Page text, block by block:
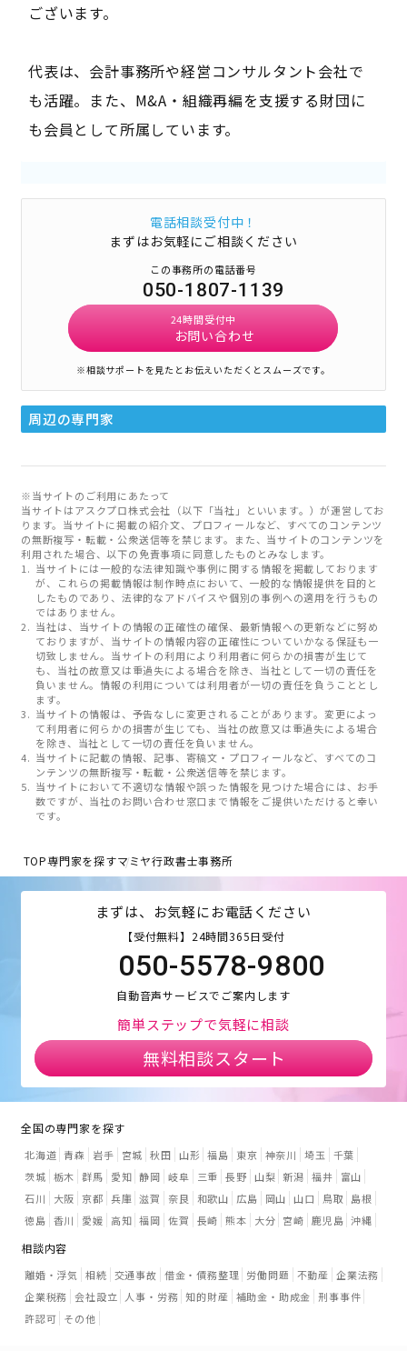
ございます。
代表は、会計事務所や経営コンサルタント会社で
も活躍。また、M&A・組織再編を支援する財団に
も会員として所属しています。
電話相談受付中！
まずはお気軽にご相談ください
この事務所の電話番号
050-1807-1139
24時間受付中
お問い合わせ
※相談サポートを見たとお伝えいただくとスムーズです。
周辺の専門家
※当サイトのご利用にあたって
当サイトはアスクプロ株式会社（以下「当社」といいます。）が運営してお
ります。当サイトに掲載の紹介文、プロフィールなど、すべてのコンテンツ
の無断複写・転載・公衆送信等を禁じます。また、当サイトのコンテンツを
利用された場合、以下の免責事項に同意したものとみなします。
当サイトには一般的な法律知識や事例に関する情報を掲載しております
が、これらの掲載情報は制作時点において、一般的な情報提供を目的と
したものであり、法律的なアドバイスや個別の事例への適用を行うもの
ではありません。
当社は、当サイトの情報の正確性の確保、最新情報への更新などに努め
ておりますが、当サイトの情報内容の正確性についていかなる保証も一
切致しません。当サイトの利用により利用者に何らかの損害が生じて
も、当社の故意又は重過失による場合を除き、当社として一切の責任を
負いません。情報の利用については利用者が一切の責任を負うこととし
ます。
当サイトの情報は、予告なしに変更されることがあります。変更によっ
て利用者に何らかの損害が生じても、当社の故意又は重過失による場合
を除き、当社として一切の責任を負いません。
当サイトに記載の情報、記事、寄稿文・プロフィールなど、すべてのコ
ンテンツの無断複写・転載・公衆送信等を禁じます。
当サイトにおいて不適切な情報や誤った情報を見つけた場合には、お手
数ですが、当社のお問い合わせ窓口まで情報をご提供いただけると幸い
です。
TOP専門家を探すマミヤ行政書士事務所
まずは、お気軽にお電話ください
【受付無料】24時間365日受付
050-5578-9800
自動音声サービスでご案内します
簡単ステップで気軽に相談
無料相談スタート
全国の専門家を探す
北海道 青森 岩手 宮城 秋田 山形 福島 東京 神奈川 埼玉
千葉
茨城 栃木 群馬 愛知 静岡 岐阜 三重 長野 山梨 新潟 福井
富山
石川
大阪 京都 兵庫 滋賀 奈良 和歌山 広島 岡山 山口 鳥取
島根
徳島 香川 愛媛 高知 福岡 佐賀 長崎 熊本 大分 宮崎 鹿児島 沖縄
相談内容
離婚・浮気 相続 交通事故 借金・債務整理 労働問題 不動産 企業法務
企業税務 会社設立 人事・労務 知的財産 補助金・助成金 刑事事件
許認可 その他